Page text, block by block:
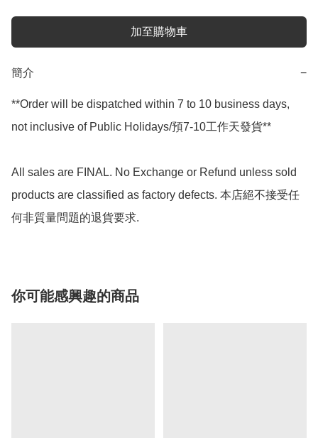
加至購物車
簡介 −
**Order will be dispatched within 7 to 10 business days,
not inclusive of Public Holidays/預7-10工作天發貨**
All sales are FINAL. No Exchange or Refund unless sold
products are classified as factory defects. 本店絕不接受任
你可能感興趣的商品